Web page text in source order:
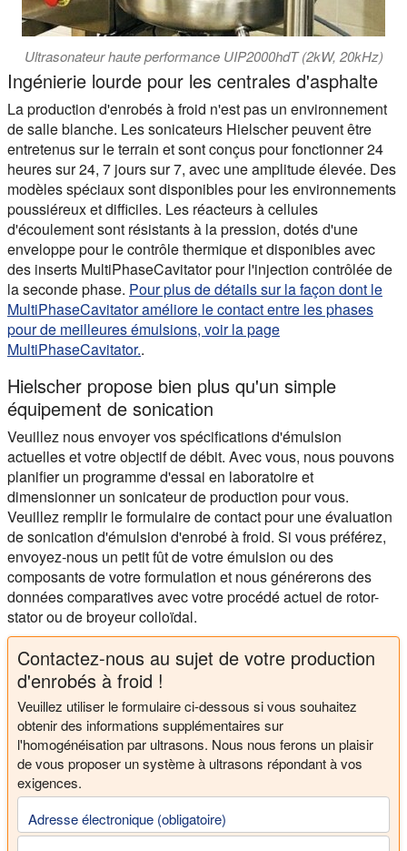
Ultrasonateur haute performance UIP2000hdT (2kW, 20kHz)
Ingénierie lourde pour les centrales d'asphalte
La production d'enrobés à froid n'est pas un environnement
de salle blanche. Les sonicateurs Hielscher peuvent être
entretenus sur le terrain et sont conçus pour fonctionner 24
heures sur 24, 7 jours sur 7, avec une amplitude élevée. Des
modèles spéciaux sont disponibles pour les environnements
poussiéreux et difficiles. Les réacteurs à cellules
d'écoulement sont résistants à la pression, dotés d'une
enveloppe pour le contrôle thermique et disponibles avec
des inserts MultiPhaseCavitator pour l'injection contrôlée de
la seconde phase. Pour plus de détails sur la façon dont le
MultiPhaseCavitator améliore le contact entre les phases
pour de meilleures émulsions, voir la page
MultiPhaseCavitator..
Hielscher propose bien plus qu'un simple
équipement de sonication
Veuillez nous envoyer vos spécifications d'émulsion
actuelles et votre objectif de débit. Avec vous, nous pouvons
planifier un programme d'essai en laboratoire et
dimensionner un sonicateur de production pour vous.
Veuillez remplir le formulaire de contact pour une évaluation
de sonication d'émulsion d'enrobé à froid. Si vous préférez,
envoyez-nous un petit fût de votre émulsion ou des
composants de votre formulation et nous générerons des
données comparatives avec votre procédé actuel de rotor-
stator ou de broyeur colloïdal.
Contactez-nous au sujet de votre production
d'enrobés à froid !
Veuillez utiliser le formulaire ci-dessous si vous souhaitez
obtenir des informations supplémentaires sur
l'homogénéisation par ultrasons. Nous nous ferons un plaisir
de vous proposer un système à ultrasons répondant à vos
exigences.
Adresse électronique (obligatoire)